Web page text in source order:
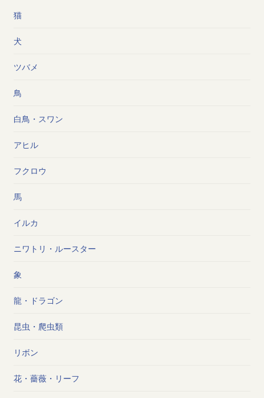
猫
犬
ツバメ
鳥
白鳥・スワン
アヒル
フクロウ
馬
イルカ
ニワトリ・ルースター
象
龍・ドラゴン
昆虫・爬虫類
リボン
花・薔薇・リーフ